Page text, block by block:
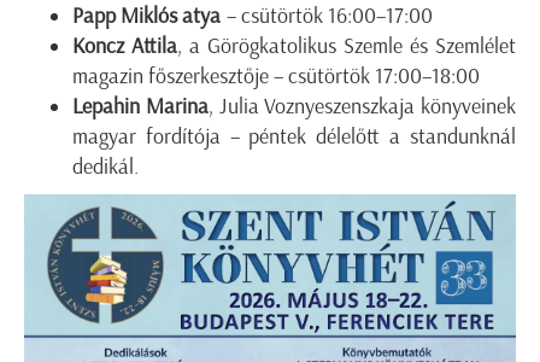
Papp Miklós atya – csütörtök 16:00–17:00
Koncz Attila, a Görögkatolikus Szemle és Szemlélet
magazin főszerkesztője – csütörtök 17:00–18:00
Lepahin Marina, Julia Voznyeszenszkaja könyveinek
magyar fordítója – péntek délelőtt a standunknál
dedikál.